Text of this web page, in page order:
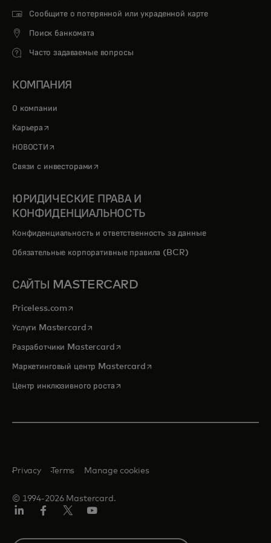
Сообщите о потерянной или украденной карте
Поиск банкомата
Часто задаваемые вопросы
КОМПАНИЯ
О компании
Карьера opens in a new tab
НОВОСТИ opens in a new tab
Связи с инвесторами opens in a new tab
ЮРИДИЧЕСКИЕ ПРАВА И
КОНФИДЕНЦИАЛЬНОСТЬ
Конфиденциальность и ответственность за данные
Обязательные корпоративные правила (BCR)
САЙТЫ MASTERCARD
Priceless.com opens in a new tab
Услуги Mastercardopens in a new tab
Разработчики Mastercardopens in a new tab
Маркетинговый центр Mastercardopens in a new tab
Центр инклюзивного ростаopens in a new tab
© 1994-2026 Mastercard.
Privacy Terms Manage cookies